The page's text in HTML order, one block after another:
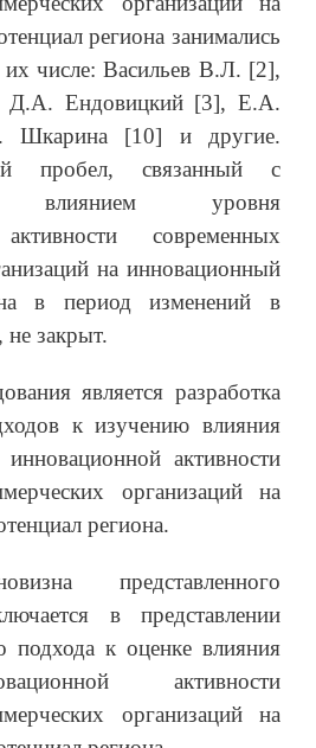
региона занимались
числе: Васильев В.Л. [2],
Д.А. Ендовицкий [3], Е.А.
Шкарина [10] и другие.
пробел, связанный с
влиянием уровня
современных
на инновационный
в период изменений в
не закрыт.
является разработка
к изучению влияния
активности
организаций на
региона.
представленного
в представлении
подхода к оценке влияния
активности
организаций на